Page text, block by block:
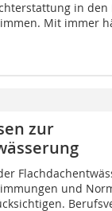
in den
Mit immer
zur
und